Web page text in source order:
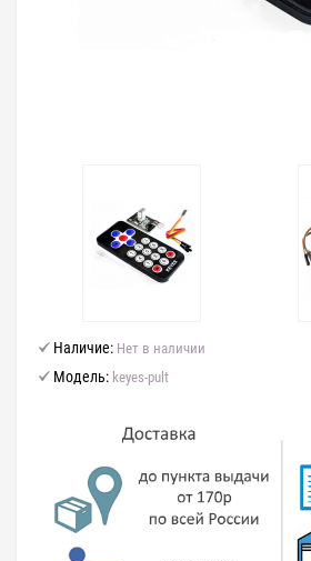
Наличие: Нет в наличии
Модель: keyes-pult